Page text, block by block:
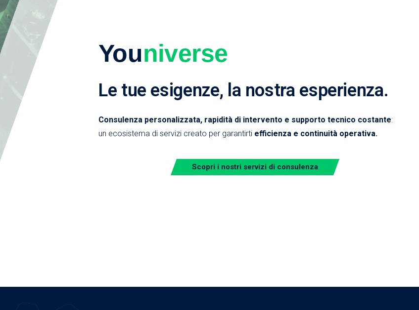
Youniverse
Le tue esigenze, la nostra esperienza.
Consulenza personalizzata, rapidità di intervento e supporto tecnico costante:
un ecosistema di servizi creato per garantirti efficienza e continuità operativa.
Scopri i nostri servizi di consulenza